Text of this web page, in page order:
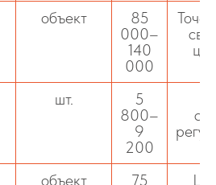
объект
85
000–
140
000
шт.
5
800–
9
200
объект
75